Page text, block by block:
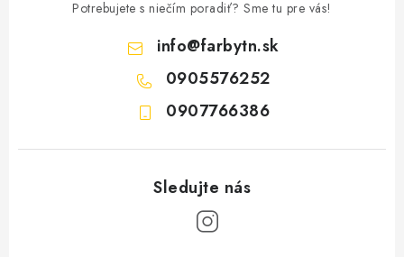
Potrebujete s niečím poradiť? Sme tu pre vás!
info@farbytn.sk
0905576252
0907766386